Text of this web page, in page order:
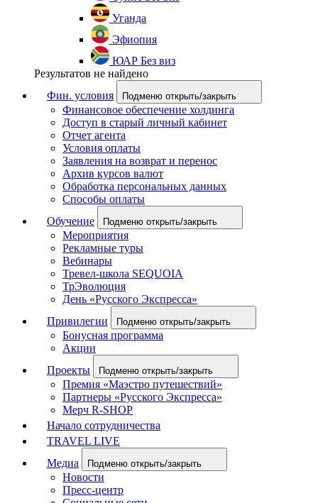
Уганда
Эфиопия
ЮАР Без виз
Результатов не найдено
Фин. условия
Подменю открыть/закрыть
Финансовое обеспечение холдинга
Доступ в старый личный кабинет
Отчет агента
Условия оплаты
Заявления на возврат и перенос
Архив курсов валют
Обработка персональных данных
Способы оплаты
Обучение
Подменю открыть/закрыть
Мероприятия
Рекламные туры
Вебинары
Тревел-школа SEQUOIA
ТрЭволюция
День «Русского Экспресса»
Привилегии
Подменю открыть/закрыть
Бонусная программа
Акции
Проекты
Подменю открыть/закрыть
Премия «Маэстро путешествий»
Партнеры «Русского Экспресса»
Мерч R-SHOP
Начало сотрудничества
TRAVEL LIVE
Медиа
Подменю открыть/закрыть
Новости
Пресс-центр